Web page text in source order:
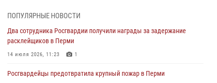
юных спортсменов
03 августа 2026, 10:59
30 июля 2026, 05:19
ПОПУЛЯРНЫЕ НОВОСТИ
Два сотрудника Росгвардии получили награды за задержание
расклейщиков в Перми
14 июля 2026, 11:23 1
Росгвардейцы предотвратила крупный пожар в Перми